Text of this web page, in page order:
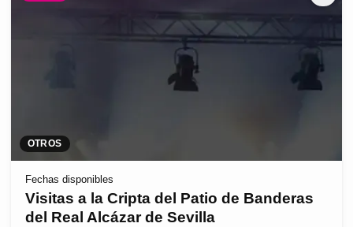
OTROS
Fechas disponibles
Visitas a la Cripta del Patio de Banderas
del Real Alcázar de Sevilla